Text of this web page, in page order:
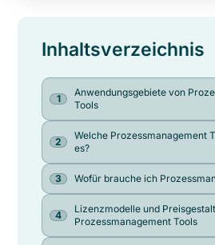
Inhaltsverzeichnis
Anwendungsgebiete von
Tools
Welche Prozessmanagement
es?
Wofür brauche ich
Lizenzmodelle und
Prozessmanagement Tools